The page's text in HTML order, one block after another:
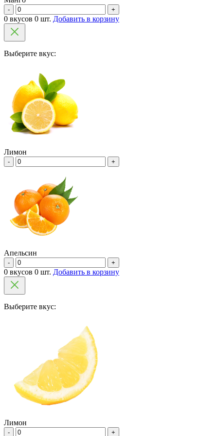
- +
0 вкусов 0 шт. Добавить в корзину
Выберите вкус:
Лимон
- +
Апельсин
- +
0 вкусов 0 шт. Добавить в корзину
Выберите вкус:
Лимон
- +